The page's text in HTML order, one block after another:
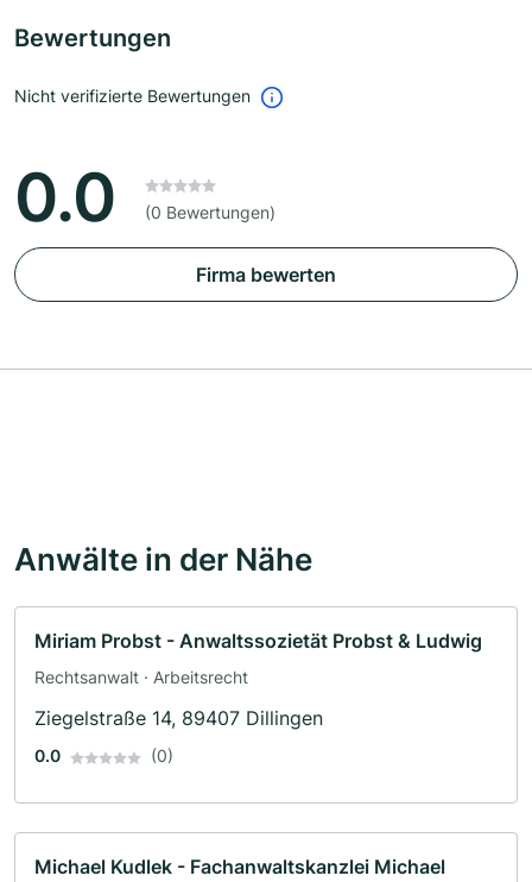
Bewertungen
Nicht verifizierte Bewertungen
0.0 (0 Bewertungen)
Firma bewerten
Anwälte in der Nähe
Miriam Probst - Anwaltssozietät Probst & Ludwig
Rechtsanwalt · Arbeitsrecht
Ziegelstraße 14, 89407 Dillingen
0.0 (0)
Michael Kudlek - Fachanwaltskanzlei Michael